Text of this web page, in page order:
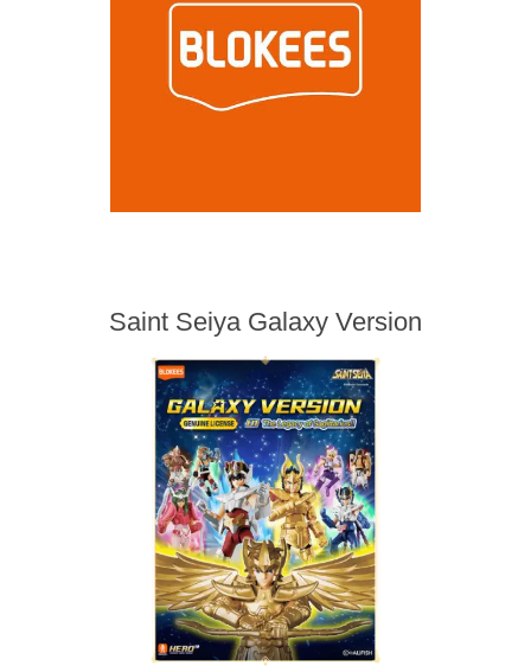
Saint Seiya Galaxy Version